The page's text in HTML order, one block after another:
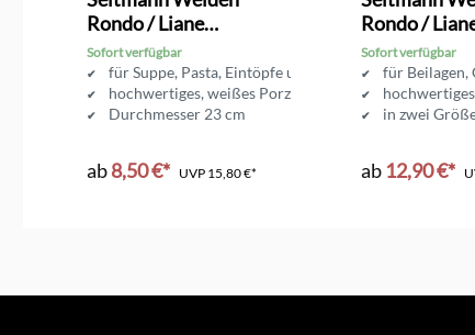
Rondo / Liane
Suppenteller
Sofort verfügbar
für Suppe, Pasta, Eintöpfe uvm.
hochwertiges, weißes Porzellan
Durchmesser 23 cm
ab8,50 €* UVP 15,80 €*
Rondo /
Sofort verfügbar
für Beilagen,
in zwei
ab 12,90 €*